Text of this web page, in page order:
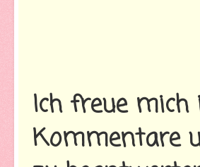
Ich freue
Kommentare